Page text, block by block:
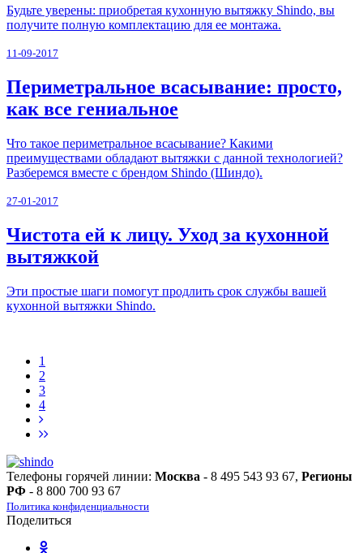
Будьте уверены: приобретая кухонную вытяжку Shindo, вы
получите полную комплектацию для ее монтажа.
11-09-2017
Периметральное всасывание: просто,
как все гениальное
Что такое периметральное всасывание? Какими
преимуществами обладают вытяжки с данной технологией?
Разберемся вместе с брендом Shindo (Шиндо).
27-01-2017
Чистота ей к лицу. Уход за кухонной
вытяжкой
Эти простые шаги помогут продлить срок службы вашей
кухонной вытяжки Shindo.
1
2
3
4
Телефоны горячей линии: Москва - 8 495 543 93 67, Регионы
РФ - 8 800 700 93 67
Политика конфиденциальности
Поделиться